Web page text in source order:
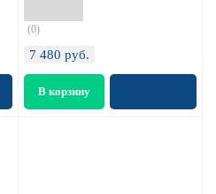
(0)
7 480 руб.